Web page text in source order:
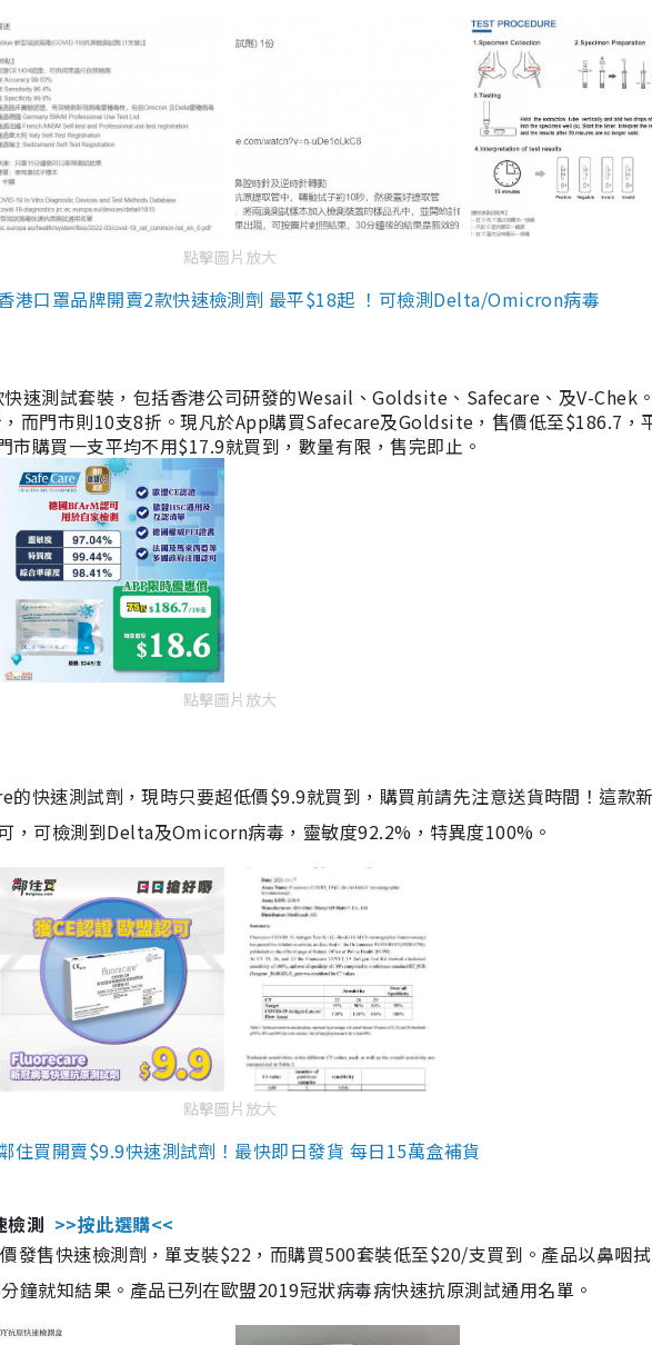
點擊圖片放大
港口罩品牌開賣2款快速檢測劑 最平$18起 ！可檢測Delta/Omicron病毒
速測試套裝，包括香港公司研發的Wesail、Goldsite、Safecare、及V-Chek
而門市則10支8折。現凡於App購買Safecare及Goldsite，售價低至$186.7，
市購買一支平均不用$17.9就買到，數量有限，售完即止。
點擊圖片放大
快速測試劑，現時只要超低價$9.9就買到，購買前請先注意送貨時間！這款
，可檢測到Delta及Omicorn病毒，靈敏度92.2%，特異度100%。
點擊圖片放大
住買開賣$9.9快速測試劑！最快即日發貨 每日15萬盒補貨
檢測 >>按此選購<<
發售快速檢測劑，單支裝$22，而購買500套裝低至$20/支買到。產品以鼻咽
鐘就知結果。產品已列在歐盟2019冠狀病毒病快速抗原測試通用名單。